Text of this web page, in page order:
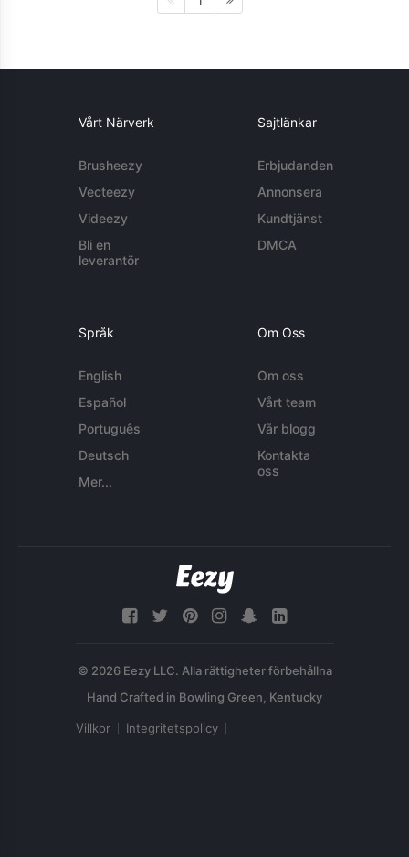
Vårt Närverk
Brusheezy
Vecteezy
Videezy
Bli en
leverantör
Sajtlänkar
Erbjudanden
Annonsera
Kundtjänst
DMCA
Språk
English
Español
Português
Deutsch
Mer...
Om Oss
Om oss
Vårt team
Vår blogg
Kontakta
oss
© 2026 Eezy LLC. Alla rättigheter förbehållna
Villkor Integritetspolicy